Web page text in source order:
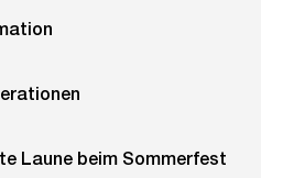
Laune beim Sommerfest